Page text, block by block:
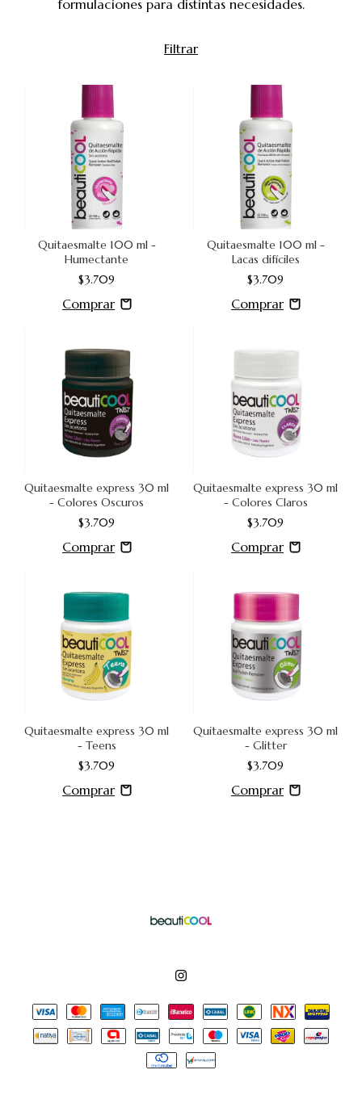
formulaciones para distintas necesidades.
Filtrar
Quitaesmalte 100 ml -
Humectante
$3.709
Quitaesmalte 100 ml -
Lacas difíciles
$3.709
Quitaesmalte express 30 ml
- Colores Oscuros
$3.709
Quitaesmalte express 30 ml
- Colores Claros
$3.709
Quitaesmalte express 30 ml
- Teens
$3.709
Quitaesmalte express 30 ml
- Glitter
$3.709